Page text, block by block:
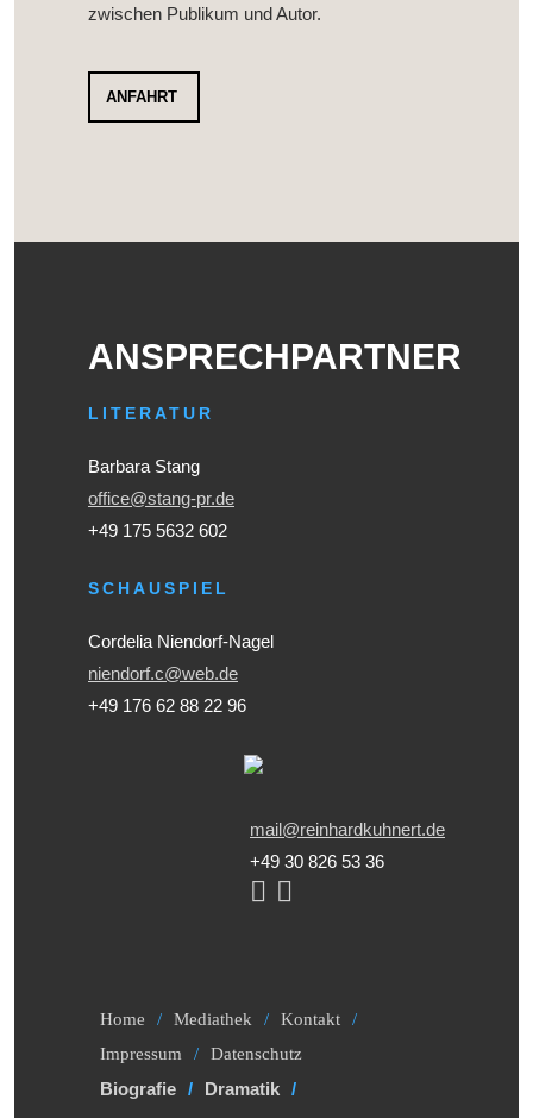
zwischen Publikum und Autor.
ANFAHRT
ANSPRECHPARTNER
LITERATUR
Barbara Stang
office@stang-pr.de
+49 175 5632 602
SCHAUSPIEL
Cordelia Niendorf-Nagel
niendorf.c@web.de
+49 176 62 88 22 96
mail@reinhardkuhnert.de
+49 30 826 53 36
Home Mediathek
Kontakt
Impressum
Datenschutz
Biografie
Dramatik